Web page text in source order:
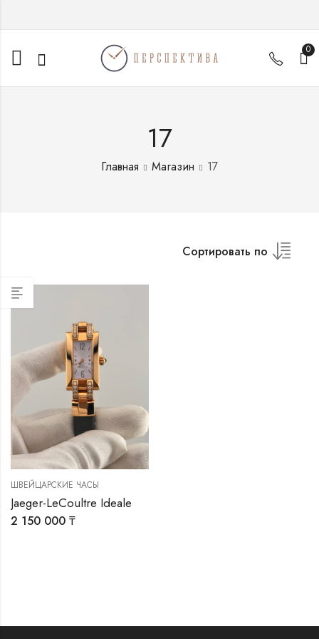
0
17
Главная Магазин 17
Сортировать по
ШВЕЙЦАРСКИЕ ЧАСЫ
Jaeger-LeCoultre Ideale
2 150 000 ₸